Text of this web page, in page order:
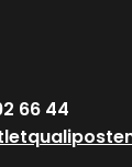
66 44